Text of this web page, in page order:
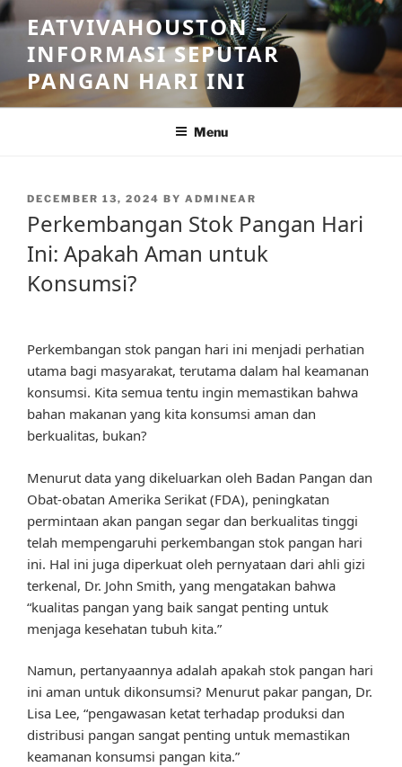
Skip
to
content
EATVIVAHOUSTON –
INFORMASI SEPUTAR
PANGAN HARI INI
Menu
POSTED
DECEMBER 13, 2024 BY ADMINEAR
Perkembangan Stok Pangan Hari
Ini: Apakah Aman untuk
Konsumsi?
Perkembangan stok pangan hari ini menjadi perhatian
utama bagi masyarakat, terutama dalam hal keamanan
konsumsi. Kita semua tentu ingin memastikan bahwa
bahan makanan yang kita konsumsi aman dan
berkualitas, bukan?
Menurut data yang dikeluarkan oleh Badan Pangan dan
Obat-obatan Amerika Serikat (FDA), peningkatan
permintaan akan pangan segar dan berkualitas tinggi
telah mempengaruhi perkembangan stok pangan hari
ini. Hal ini juga diperkuat oleh pernyataan dari ahli gizi
terkenal, Dr. John Smith, yang mengatakan bahwa
“kualitas pangan yang baik sangat penting untuk
menjaga kesehatan tubuh kita.”
Namun, pertanyaannya adalah apakah stok pangan hari
ini aman untuk dikonsumsi? Menurut pakar pangan, Dr.
Lisa Lee, “pengawasan ketat terhadap produksi dan
distribusi pangan sangat penting untuk memastikan
keamanan konsumsi pangan kita.”